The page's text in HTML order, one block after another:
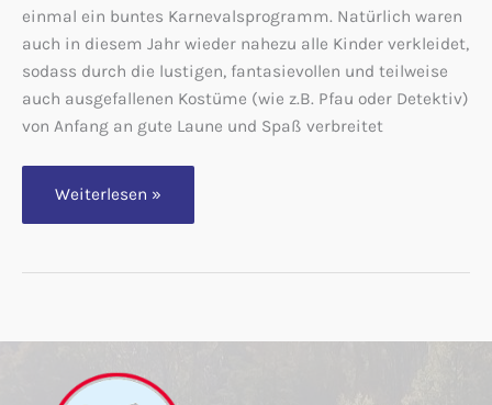
einmal ein buntes Karnevalsprogramm. Natürlich waren
auch in diesem Jahr wieder nahezu alle Kinder verkleidet,
sodass durch die lustigen, fantasievollen und teilweise
auch ausgefallenen Kostüme (wie z.B. Pfau oder Detektiv)
von Anfang an gute Laune und Spaß verbreitet
Alaaf,
Jecken
durch
und
Weiterlesen »